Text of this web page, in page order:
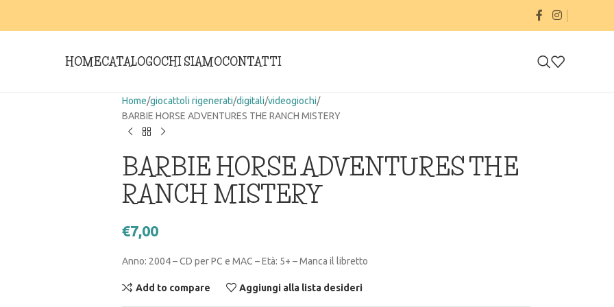
HOMECATALOGOCHI SIAMOCONTATTI
Home giocattoli rigenerati digitali videogiochi
BARBIE HORSE ADVENTURES THE RANCH MISTERY
BARBIE HORSE ADVENTURES THE
RANCH MISTERY
€7,00
Anno: 2004 – CD per PC e MAC – Età: 5+ – Manca il libretto
Add to compare Aggiungi alla lista desideri